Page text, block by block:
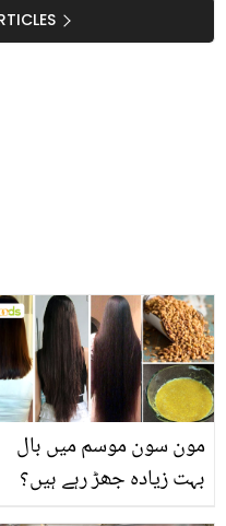
مون سون موسم میں بال
بہت زیادہ جھڑ رہے ہیں؟